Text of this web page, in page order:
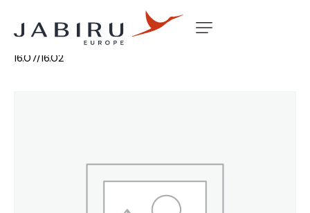
Accueil Non classé
16.07/16.02